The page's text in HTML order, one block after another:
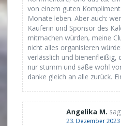
von einem guten
Monate leben. Aber auch:
Käuferin und Sponsor des
mitmachen würden, meine
nicht alles organisieren
verlässlich und bienenfleißig,
nur stumm und säße wohl
danke gleich an alle zurück.
Angelika M.
23. Dezember